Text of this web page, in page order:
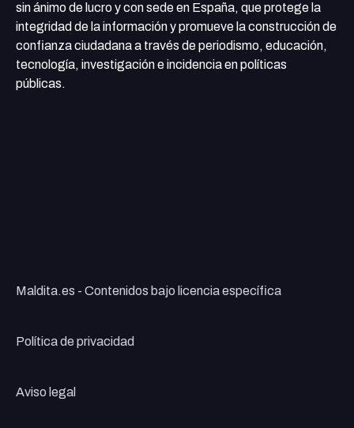
sin ánimo de lucro y con sede en España, que protege la
integridad de la información y promueve la construcción de
confianza ciudadana a través de periodismo, educación,
tecnología, investigación e incidencia en políticas
públicas.
Maldita.es - Contenidos bajo licencia específica
Política de privacidad
Aviso legal